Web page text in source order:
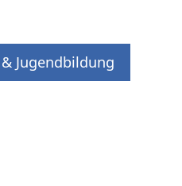
Jugendbildung